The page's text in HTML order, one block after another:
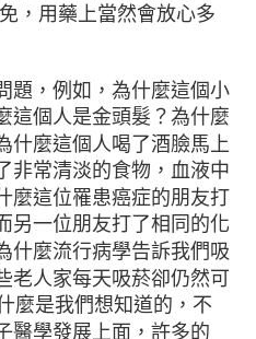
，用藥上當然會放心多
題，例如，為什麼這個小
這個人是金頭髮？為什麼
什麼這個人喝了酒臉馬上
非常清淡的食物，血液中
麼這位罹患癌症的朋友打
另一位朋友打了相同的化
什麼流行病學告訴我們吸
老人家每天吸菸卻仍然可
麼是我們想知道的，不
醫學發展上面，許多的